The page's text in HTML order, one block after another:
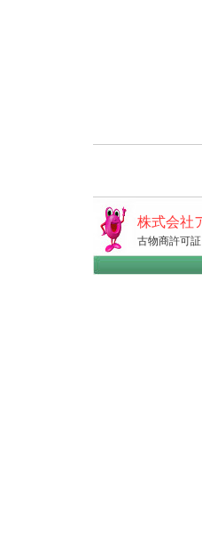
株式会社
古物商許可